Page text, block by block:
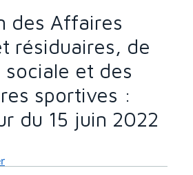
des Affaires
résiduaires, de
sociale et des
sportives :
du 15 juin 2022